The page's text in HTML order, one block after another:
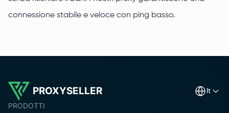
connessione stabile e veloce con ping basso.
PROXYSELLER it
PRODOTTI